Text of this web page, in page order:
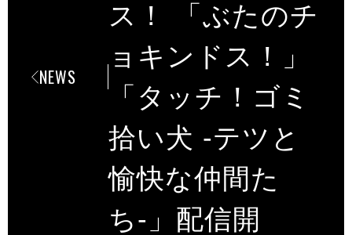
NEWS
ス！ 「ぶたのチ
ョキンドス！」
「タッチ！ゴミ
拾い犬 -テツと
愉快な仲間た
ち-」配信開